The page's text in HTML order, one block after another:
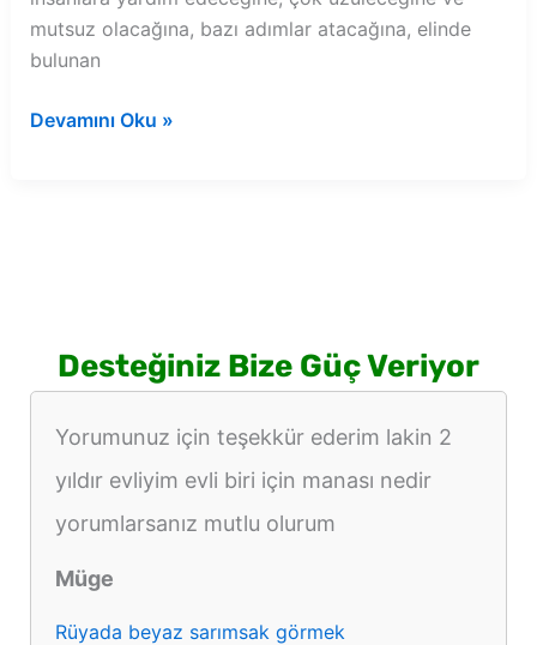
mutsuz olacağına, bazı adımlar atacağına, elinde
bulunan
Rüyada
Devamını Oku »
Desteğiniz Bize Güç Veriyor
Yorumunuz için teşekkür ederim lakin 2
yıldır evliyim evli biri için manası nedir
yorumlarsanız mutlu olurum
Müge
Rüyada beyaz sarımsak görmek